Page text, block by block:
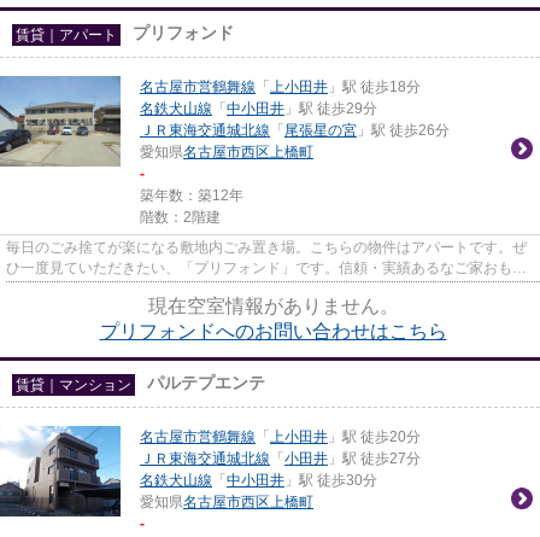
賃貸｜アパート プリフォンド
名古屋市営鶴舞線 「 上小田井 」駅 徒歩18分
名鉄犬山線 「 中小田井 」駅 徒歩29分
ＪＲ東海交通城北線 「 尾張星の宮 」駅 徒歩26分
愛知県名古屋市西区上橋町
-
築年数：築12年
階数：2階建
毎日のごみ捨てが楽になる敷地内ごみ置き場。こちらの物件はアパートです。ぜ
ひ一度見ていただきたい、「プリフォンド」です。信頼・実績あるなご家おもて
現在空室情報がありません。
プリフォンドへのお問い合わせはこちら
賃貸｜マンション パルテプエンテ
名古屋市営鶴舞線 「 上小田井 」駅 徒歩20分
ＪＲ東海交通城北線 「 小田井 」駅 徒歩27分
名鉄犬山線 「 中小田井 」駅 徒歩30分
愛知県名古屋市西区上橋町
-